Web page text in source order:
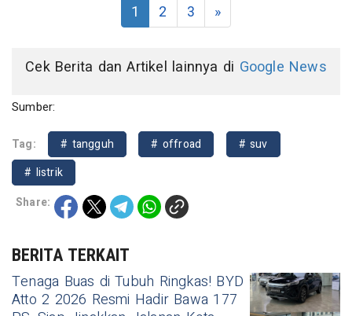
1 2 3 »
Cek Berita dan Artikel lainnya di Google News
Sumber:
Tag: # tangguh # offroad
# suv
# listrik
Share:
BERITA TERKAIT
Tenaga Buas di Tubuh Ringkas! BYD
Atto 2 2026 Resmi Hadir Bawa 177